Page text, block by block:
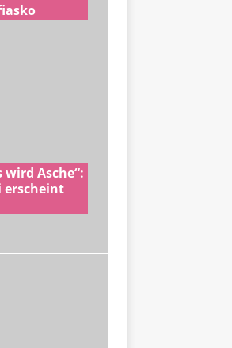
wird Asche“:
erscheint